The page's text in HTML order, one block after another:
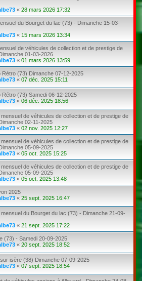
« 28 mars 2026 17:32
du Bourget du lac (73) - Dimanche 15-03-
« 15 mars 2026 13:34
de véhicules de collection et de prestige de
01-03-2026
« 01 mars 2026 13:59
Rétro (73) Dimanche 07-12-2025
« 07 déc. 2025 15:11
Rétro (73) Samedi 06-12-2025
« 06 déc. 2025 18:56
de véhicules de collection et de prestige de
02-11-2025
« 02 nov. 2025 12:27
de véhicules de collection et de prestige de
05-09-2025
« 05 oct. 2025 15:25
de véhicules de collection et de prestige de
05-09-2025
« 05 oct. 2025 13:48
2025
« 25 sept. 2025 16:47
du Bourget du lac (73) - Dimanche 21-09-
« 21 sept. 2025 17:22
(73) - Samedi 20-09-2025
« 20 sept. 2025 18:52
isère (38) Dimanche 07-09-2025
« 07 sept. 2025 18:54